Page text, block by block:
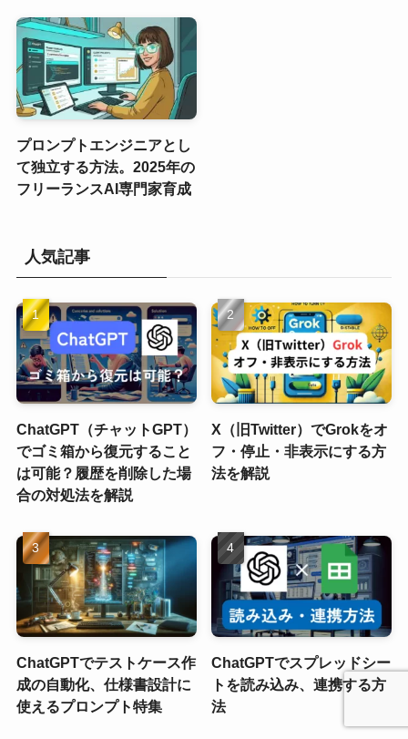
プロンプトエンジニアとし
て独立する方法。2025年の
フリーランスAI専門家育成
人気記事
ChatGPT（チャットGPT）
でゴミ箱から復元すること
は可能？履歴を削除した場
合の対処法を解説
X（旧Twitter）でGrokをオ
フ・停止・非表示にする方
法を解説
ChatGPTでテストケース作
成の自動化、仕様書設計に
使えるプロンプト特集
ChatGPTでスプレッドシー
トを読み込み、連携する方
法